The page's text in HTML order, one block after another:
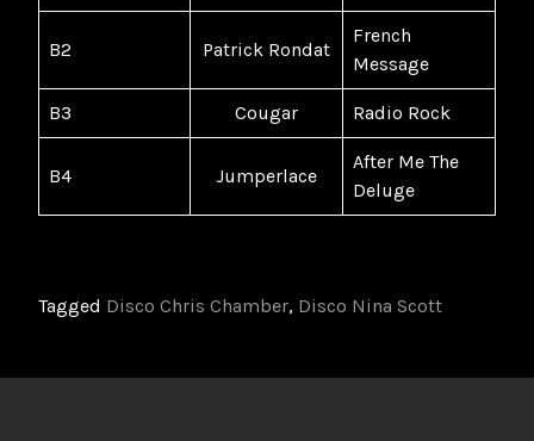
B2 Patrick Rondat
French
Message
B3 Cougar Radio Rock
B4 Jumperlace
After Me The
Deluge
Tagged Disco Chris Chamber, Disco Nina Scott